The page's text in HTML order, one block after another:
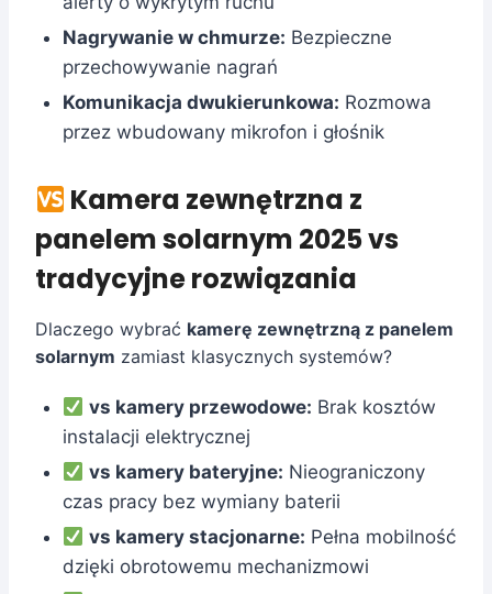
Nagrywanie w chmurze: Bezpieczne
przechowywanie nagrań
Komunikacja dwukierunkowa: Rozmowa
przez wbudowany mikrofon i głośnik
Kamera zewnętrzna z
panelem solarnym 2025 vs
tradycyjne rozwiązania
Dlaczego wybrać kamerę zewnętrzną z panelem
solarnym zamiast klasycznych systemów?
vs kamery przewodowe: Brak kosztów
instalacji elektrycznej
vs kamery bateryjne: Nieograniczony
czas pracy bez wymiany baterii
vs kamery stacjonarne: Pełna mobilność
dzięki obrotowemu mechanizmowi